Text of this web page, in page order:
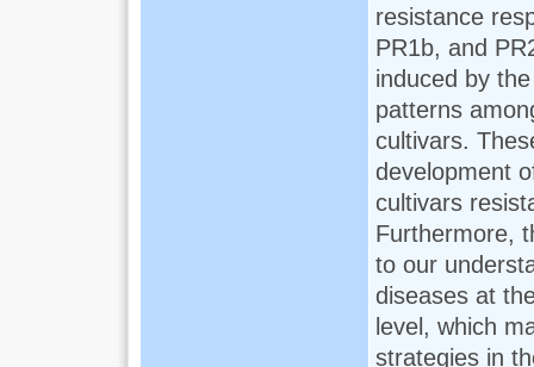
resistance
PR1b, and
induced by
patterns
cultivars.
development
cultivars
Furthermore,
to our
diseases at
level, which
strategies in